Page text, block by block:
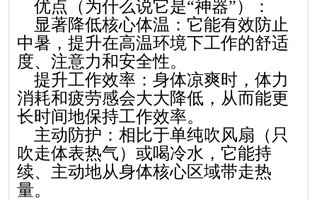
优点（为什么说它是“神器”）：
显著降低核心体温：它能有效防止
中暑，提升在高温环境下工作的舒适
度、注意力和安全性。
提升工作效率：身体凉爽时，体力
消耗和疲劳感会大大降低，从而能更
长时间地保持工作效率。
主动防护：相比于单纯吹风扇（只
吹走体表热气）或喝冷水，它能持
续、主动地从身体核心区域带走热
量。